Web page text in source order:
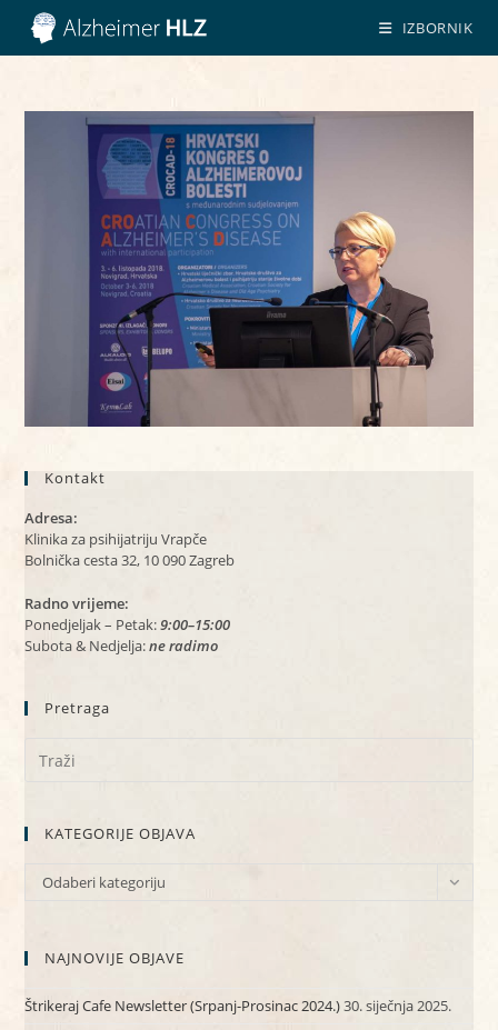
Preskoči
sadržaj
IZBORNIK
Kontakt
Adresa:
Klinika za psihijatriju Vrapče
Bolnička cesta 32, 10 090 Zagreb
Radno vrijeme:
Ponedjeljak – Petak:9:00–15:00
Subota & Nedjelja:ne radimo
Pretraga
KATEGORIJE OBJAVA
KATEGORIJE
Odaberi kategoriju
NAJNOVIJE OBJAVE
Štrikeraj Cafe Newsletter (Srpanj-Prosinac 2024.)30. siječnja 2025.